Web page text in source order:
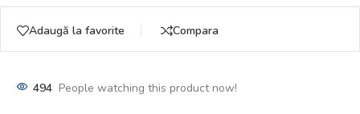
Adaugă la favorite Compara
494 People watching this product now!